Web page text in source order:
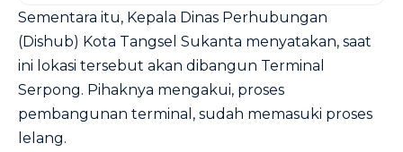
Sementara itu, Kepala Dinas Perhubungan
(Dishub) Kota Tangsel Sukanta menyatakan, saat
ini lokasi tersebut akan dibangun Terminal
Serpong. Pihaknya mengakui, proses
pembangunan terminal, sudah memasuki proses
lelang.